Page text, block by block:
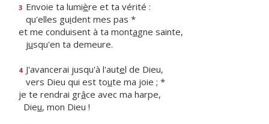
3 Envoie ta lumière et ta vérité :
qu'elles guident mes pas *
et me conduisent à ta montagne sainte,
jusqu'en ta demeure.
4 J'avancerai jusqu'à l'autel de Dieu,
vers Dieu qui est toute ma joie ; *
je te rendrai grâce avec ma harpe,
Dieu, mon Dieu !